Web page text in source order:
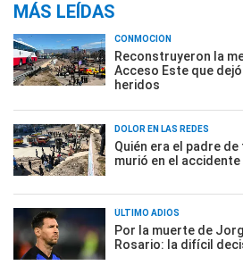
MÁS LEÍDAS
CONMOCIÓN
Reconstruyeron la
Acceso Este que
heridos
DOLOR EN LAS REDES
Quién era el padre
murió en el
ÚLTIMO ADIÓS
Por la muerte de
Rosario: la difícil